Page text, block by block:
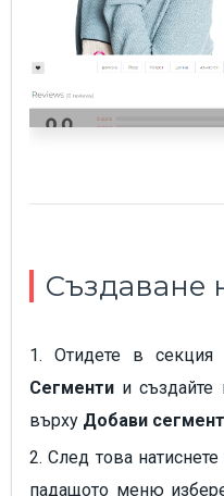
Създаване
1. Отидете в секция
Сегменти и създайте
върху Добави
2. След това
падащото меню